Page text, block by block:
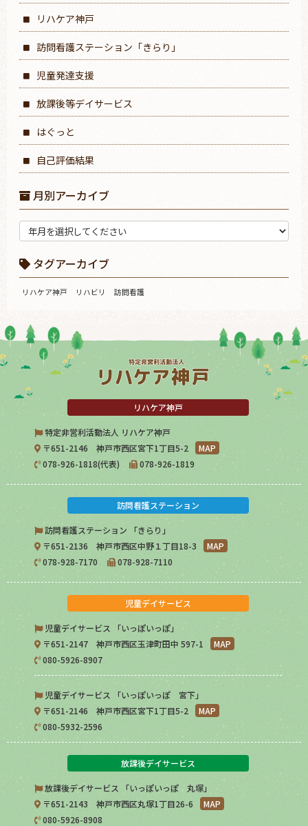
リハケア神戸
訪問看護ステーション「きらり」
児童発達支援
放課後等デイサービス
はぐっと
自己評価結果
月別アーカイブ
タグアーカイブ
リハケア神戸 リハビリ 訪問看護
リハケア神戸
特定非営利活動法人 リハケア神戸
〒651-2146 神戸市西区宮下1丁目5-2
MAP
078-926-1818(代表)
078-926-1819
訪問看護ステーション
訪問看護ステーション 「きらり」
〒651-2136 神戸市西区中野１丁目18-3
MAP
078-928-7170
078-928-7110
児童デイサービス
児童デイサービス 「いっぽいっぽ」
〒651-2147 神戸市西区玉津町田中 597-1
MAP
080-5926-8907
児童デイサービス 「いっぽいっぽ 宮下」
〒651-2146 神戸市西区宮下1丁目5-2
MAP
080-5932-2596
放課後デイサービス
放課後デイサービス 「いっぽいっぽ 丸塚」
〒651-2143 神戸市西区丸塚1丁目26-6
MAP
080-5926-8908